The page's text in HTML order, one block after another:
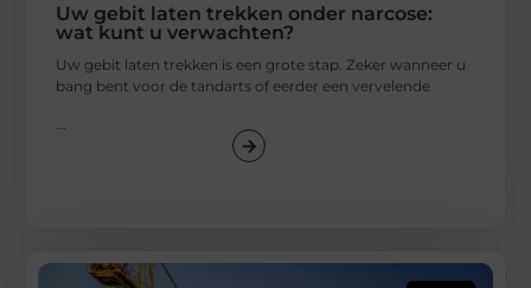
Uw gebit laten trekken onder narcose:
wat kunt u verwachten?
Uw gebit laten trekken is een grote stap. Zeker wanneer u
bang bent voor de tandarts of eerder een vervelende
...